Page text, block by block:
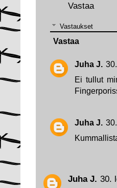
Juha J. 30.
Vastaa
Vastaukset
Juha J.
Ei tullut
Juha J.
Vastaa